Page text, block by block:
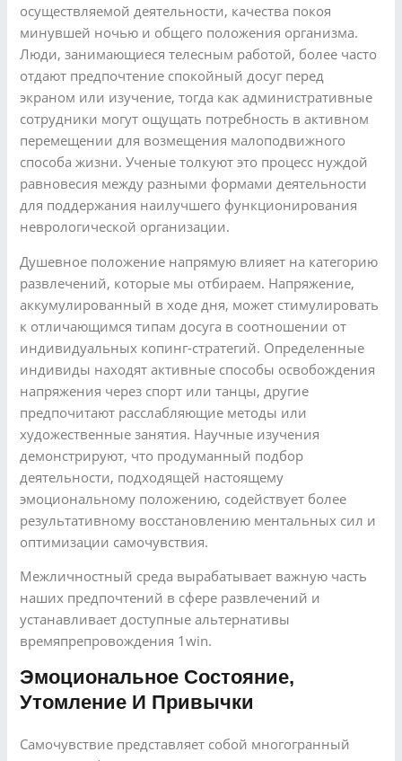
осуществляемой деятельности, качества покоя
минувшей ночью и общего положения организма.
Люди, занимающиеся телесным работой, более часто
отдают предпочтение спокойный досуг перед
экраном или изучение, тогда как административные
сотрудники могут ощущать потребность в активном
перемещении для возмещения малоподвижного
способа жизни. Ученые толкуют это процесс нуждой
равновесия между разными формами деятельности
для поддержания наилучшего функционирования
неврологической организации.
Душевное положение напрямую влияет на категорию
развлечений, которые мы отбираем. Напряжение,
аккумулированный в ходе дня, может стимулировать
к отличающимся типам досуга в соотношении от
индивидуальных копинг-стратегий. Определенные
индивиды находят активные способы освобождения
напряжения через спорт или танцы, другие
предпочитают расслабляющие методы или
художественные занятия. Научные изучения
демонстрируют, что продуманный подбор
деятельности, подходящей настоящему
эмоциональному положению, содействует более
результативному восстановлению ментальных сил и
оптимизации самочувствия.
Межличностный среда вырабатывает важную часть
наших предпочтений в сфере развлечений и
устанавливает доступные альтернативы
времяпрепровождения 1win.
Эмоциональное Состояние,
Утомление И Привычки
Самочувствие представляет собой многогранный